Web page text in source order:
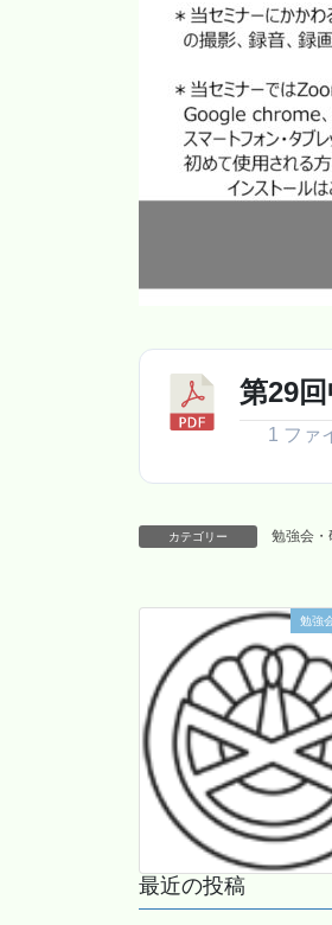
第29
1 ファ
カテゴリー 勉強会・
勉強
最近の投稿